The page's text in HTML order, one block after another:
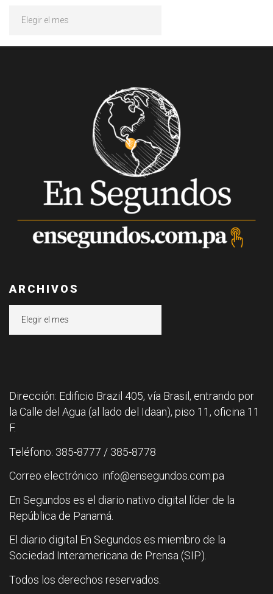
ARCHIVOS
Dirección: Edificio Brazil 405, vía Brasil, entrando por
la Calle del Agua (al lado del Idaan), piso 11, oficina 11
F.
Teléfono: 385-8777 / 385-8778
Correo electrónico: info@ensegundos.com.pa
En Segundos es el diario nativo digital líder de la
República de Panamá.
El diario digital En Segundos es miembro de la
Sociedad Interamericana de Prensa (SIP).
Todos los derechos reservados.